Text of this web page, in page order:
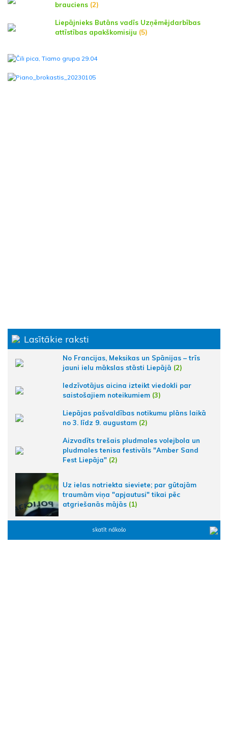
brauciens (2)
Liepājnieks Butāns vadīs Uzņēmējdarbības
attīstības apakškomisiju (5)
Lasītākie raksti
No Francijas, Meksikas un Spānijas – trīs
jauni ielu mākslas stāsti Liepājā (2)
Iedzīvotājus aicina izteikt viedokli par
saistošajiem noteikumiem (3)
Liepājas pašvaldības notikumu plāns laikā
no 3. līdz 9. augustam (2)
Aizvadīts trešais pludmales volejbola un
pludmales tenisa festivāls "Amber Sand
Fest Liepāja" (2)
Uz ielas notriekta sieviete; par gūtajām
traumām viņa "apjautusi" tikai pēc
atgriešanās mājās (1)
skatīt nākošo